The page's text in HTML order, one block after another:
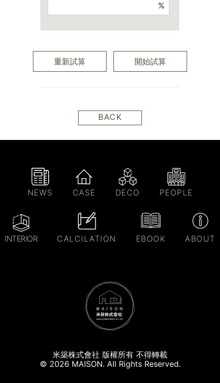
%
重新試算 開始試算
BACK
NEWS CASE DECO PEOPLE
INTERIOR CALCILATION EBOOK ABOUT
米築株式會社 版權所有 不得轉載
© 2026 MAISON. All Rights Reserved.